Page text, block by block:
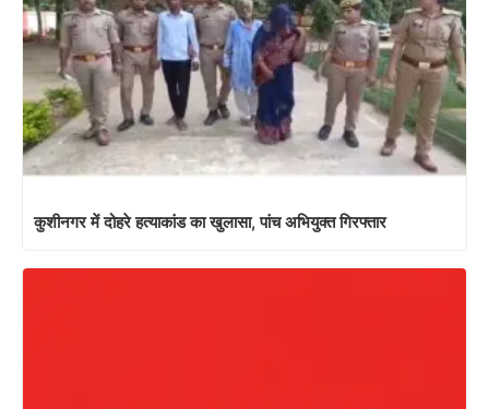
कुशीनगर में दोहरे हत्याकांड का खुलासा, पांच अभियुक्त गिरफ्तार